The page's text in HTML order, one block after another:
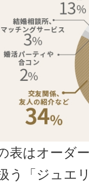
表はオーダ
う「ジュエ